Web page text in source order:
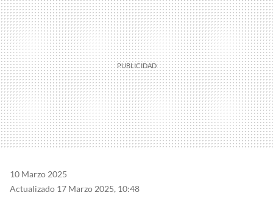
10 Marzo 2025
Actualizado 17 Marzo 2025, 10:48